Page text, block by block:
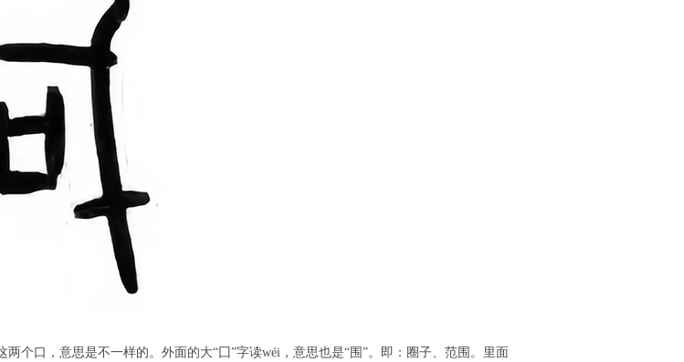
个口，意思是不一样的。外面的大“囗”字读wéi，意思也是“围”。即：圈子、范围。里面